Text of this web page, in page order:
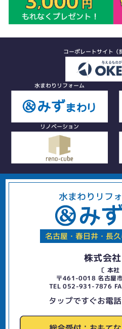
コーポレートサイト（
水まわりリフォーム
リノベーション
水まわりリフ
名古屋・春日井・長
株式会
〔 本社
〒461-0018 名古屋
TEL 052-931-7876
タップですぐお電